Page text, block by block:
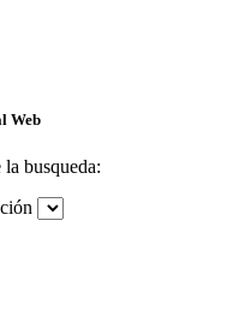
Web
la busqueda: